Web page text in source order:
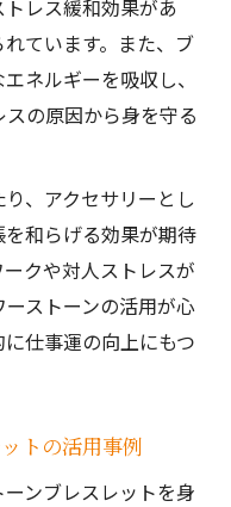
レス緩和効果があ
ています。また、ブ
ネルギーを吸収し、
の原因から身を守る
、アクセサリーとし
和らげる効果が期待
クや対人ストレスが
ストーンの活用が心
仕事運の向上にもつ
トの活用事例
ンブレスレットを身